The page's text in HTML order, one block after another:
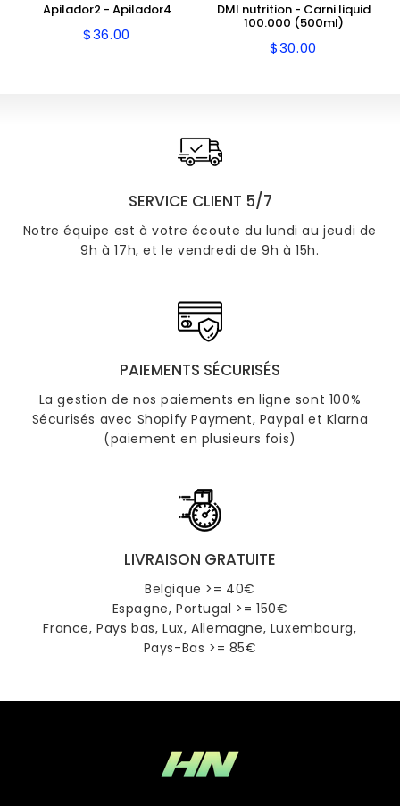
Apilador2 - Apilador4
Precio
$36.00
DMI nutrition - Carni liquid
100.000 (500ml)
Precio
$30.00
SERVICE CLIENT 5/7
Notre équipe est à votre écoute du lundi au jeudi de
9h à 17h, et le vendredi de 9h à 15h.
PAIEMENTS SÉCURISÉS
La gestion de nos paiements en ligne sont 100%
Sécurisés avec Shopify Payment, Paypal et Klarna
(paiement en plusieurs fois)
LIVRAISON GRATUITE
Belgique >= 40€
Espagne, Portugal >= 150€
France, Pays bas, Lux, Allemagne, Luxembourg,
Pays-Bas >= 85€